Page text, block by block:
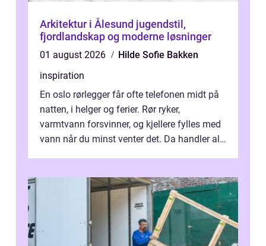
Arkitektur i Ålesund jugendstil,
fjordlandskap og moderne løsninger
01 august 2026
Hilde Sofie Bakken
inspiration
En oslo rørlegger får ofte telefonen midt på
natten, i helger og ferier. Rør ryker,
varmtvann forsvinner, og kjellere fylles med
vann når du minst venter det. Da handler alt